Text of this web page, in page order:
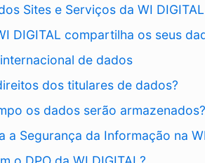
Sites e Serviços da WI DIGITAL
DIGITAL compartilha os seus
de dados
dos titulares de dados?
os dados serão armazenados?
a Segurança da Informação na